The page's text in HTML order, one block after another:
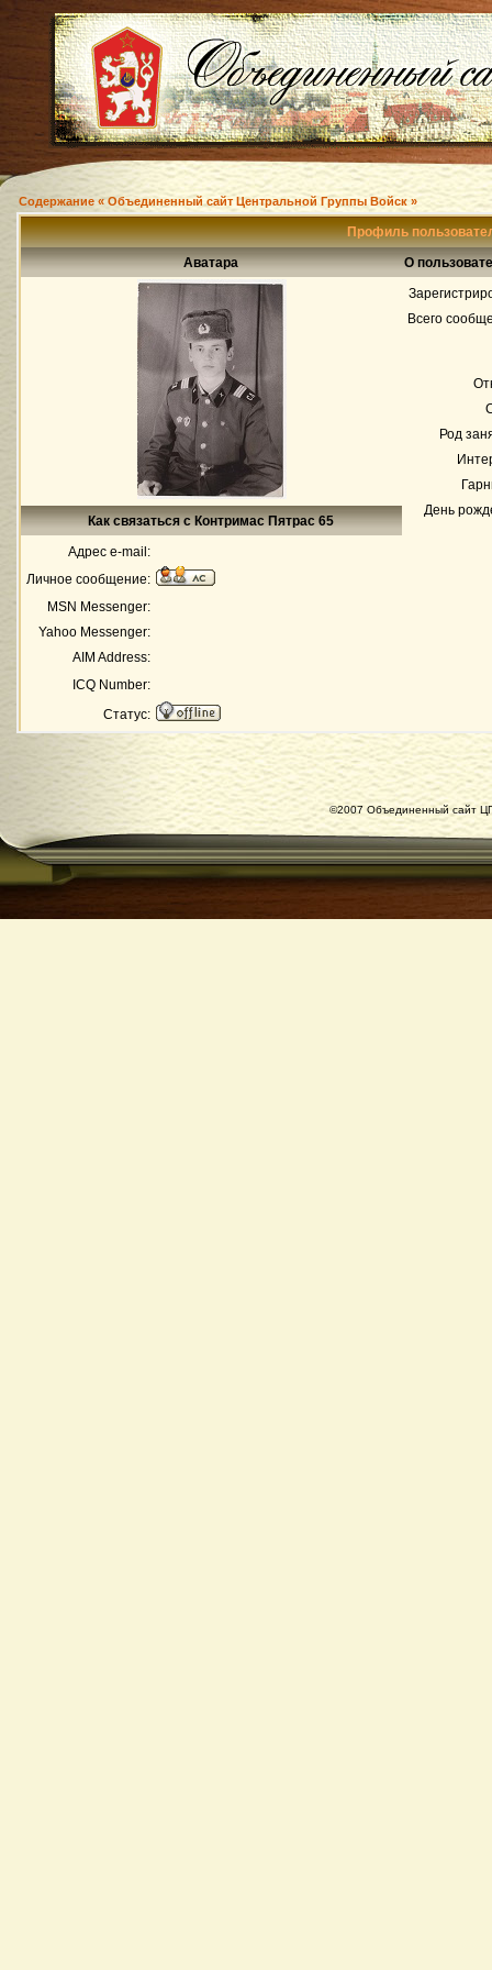
Содержание « Объединенный сайт Центральной Группы Войск »
Профиль
Аватара
О
Всего
Род
День
Как связаться с Контримас Пятрас 65
Адрес e-mail:
Личное сообщение:
MSN Messenger:
Yahoo Messenger:
AIM Address:
ICQ Number:
Статус:
©2007 Объединенный сайт